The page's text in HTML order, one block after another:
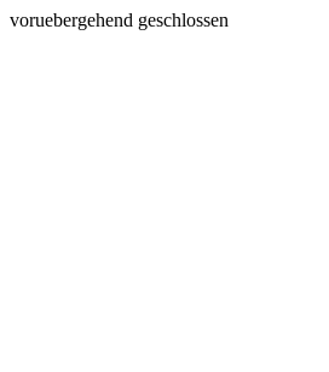
voruebergehend geschlossen